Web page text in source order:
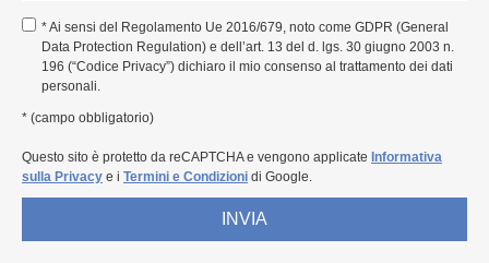
* Ai sensi del Regolamento Ue 2016/679, noto come GDPR (General
Data Protection Regulation) e dell’art. 13 del d. lgs. 30 giugno 2003 n.
196 (“Codice Privacy”) dichiaro il mio consenso al trattamento dei dati
personali.
* (campo obbligatorio)
Questo sito è protetto da reCAPTCHA e vengono applicate Informativa
sulla Privacy e i Termini e Condizioni di Google.
INVIA